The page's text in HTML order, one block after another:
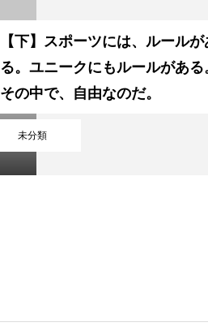
未分類
【下】スポーツには、ルールが
る。ユニークにもルールがある
その中で、自由なのだ。